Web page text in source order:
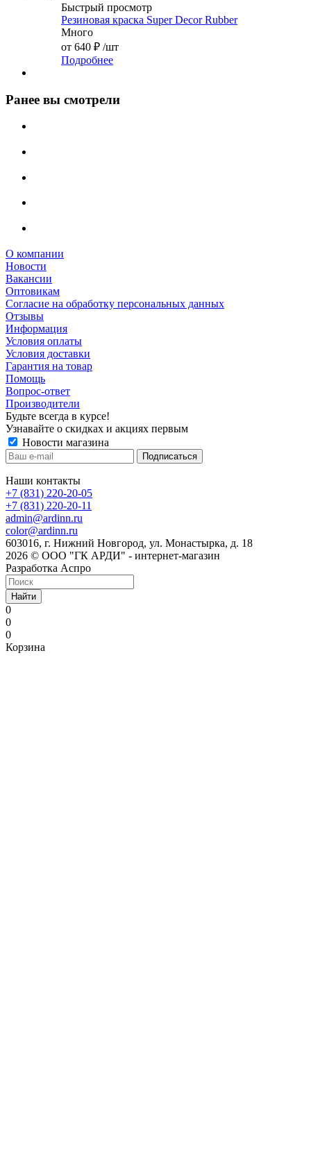
Быстрый просмотр
Резиновая краска Super Decor Rubber
Много
от 640 ₽ /шт
Подробнее
Ранее вы смотрели
О компании
Новости
Вакансии
Оптовикам
Cогласие на обработку персональных данных
Отзывы
Информация
Условия оплаты
Условия доставки
Гарантия на товар
Помощь
Вопрос-ответ
Производители
Будьте всегда в курсе!
Узнавайте о скидках и акциях первым
Новости магазина
Наши контакты
+7 (831) 220-20-05
+7 (831) 220-20-11
admin@ardinn.ru
color@ardinn.ru
603016, г. Нижний Новгород, ул. Монастырка, д. 18
2026 © ООО "ГК АРДИ" - интернет-магазин
Разработка Аспро
Найти
0
0
0
Корзина